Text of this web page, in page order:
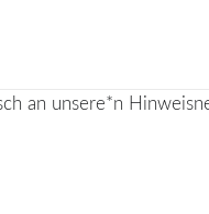
an unsere*n